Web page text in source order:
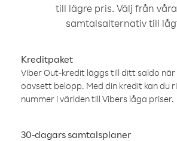
till lägre pris. Välj från
samtalsalternativ till
Kreditpaket
Viber Out-kredit läggs till ditt saldo
oavsett belopp. Med din kredit kan du
nummer i världen till Vibers låga priser.
30-dagars samtalsplaner